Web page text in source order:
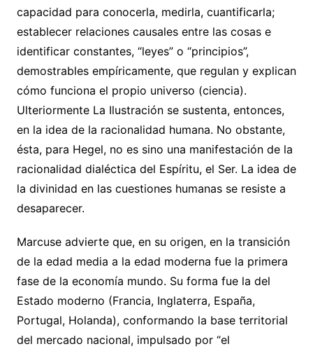
capacidad para conocerla, medirla, cuantificarla;
establecer relaciones causales entre las cosas e
identificar constantes, “leyes” o “principios”,
demostrables empíricamente, que regulan y explican
cómo funciona el propio universo (ciencia).
Ulteriormente La Ilustración se sustenta, entonces,
en la idea de la racionalidad humana. No obstante,
ésta, para Hegel, no es sino una manifestación de la
racionalidad dialéctica del Espíritu, el Ser. La idea de
la divinidad en las cuestiones humanas se resiste a
desaparecer.
Marcuse advierte que, en su origen, en la transición
de la edad media a la edad moderna fue la primera
fase de la economía mundo. Su forma fue la del
Estado moderno (Francia, Inglaterra, España,
Portugal, Holanda), conformando la base territorial
del mercado nacional, impulsado por “el